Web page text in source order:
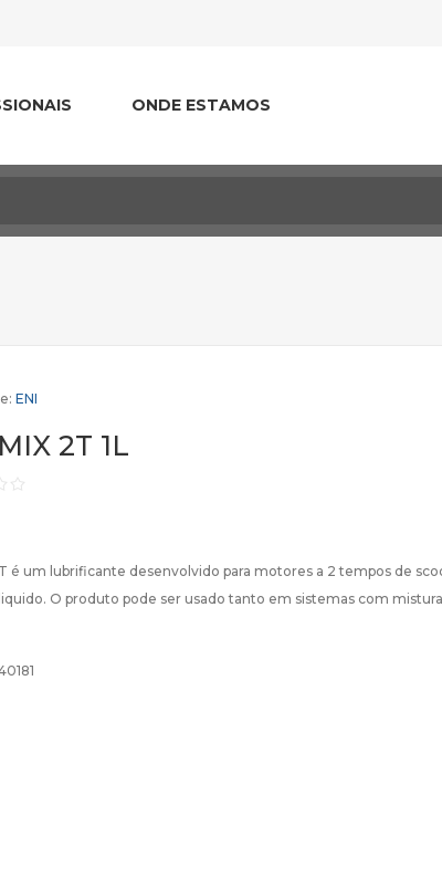
ONDE ESTAMOS
ENI
2T 1L
é um lubrificante desenvolvido para motores a 2 tempos de
O produto pode ser usado tanto em sistemas com